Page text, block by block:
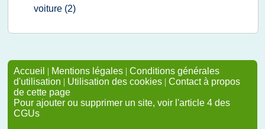
voiture (2)
Accueil | Mentions légales | Conditions générales
d'utilisation | Utilisation des cookies | Contact à propos
de cette page
Pour ajouter ou supprimer un site, voir l'article 4 des
CGUs